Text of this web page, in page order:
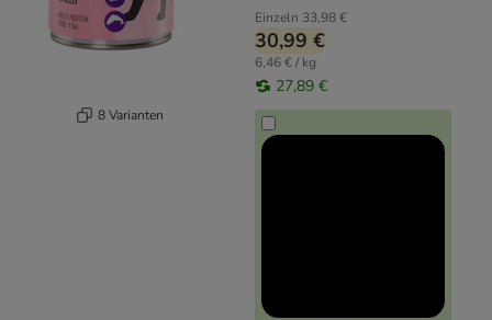
8 Varianten
Einzeln 33,98 €
30,99 €
6,46 € / kg
27,89 €